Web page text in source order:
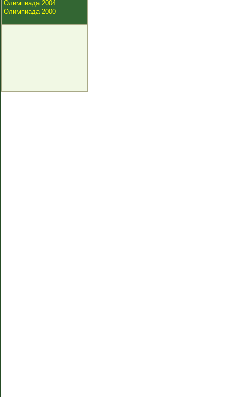
Олимпиада 2004
Олимпиада 2000